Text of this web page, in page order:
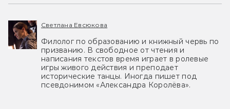
Светлана Евсюкова
Филолог по образованию и книжный червь по
призванию. В свободное от чтения и
написания текстов время играет в ролевые
игры живого действия и преподает
исторические танцы. Иногда пишет под
псевдонимом «Александра Королёва».